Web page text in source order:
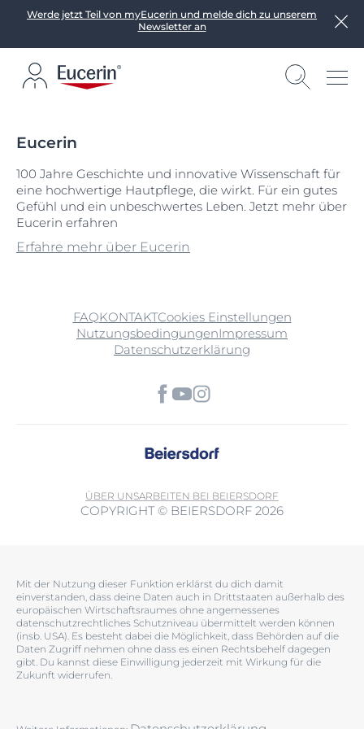
Werde jetzt Teil von myEucerin und melde dich zu unserem
Newsletter an
Eucerin
100 Jahre Geschichte und innovative Wissenschaft für
eine hochwertige Hautpflege, die wirkt. Für ein gutes
Gefühl und ein unbeschwertes Leben. Jetzt mehr über
Eucerin erfahren
Erfahre mehr über Eucerin
FAQKONTAKTCookies Einstellungen
NutzungsbedingungenImpressum
Datenschutzerklärung
ÜBER UNSARBEITEN BEI BEIERSDORF
COPYRIGHT © BEIERSDORF 2026
Mit der Nutzung dieser Funktion erklärst du dich damit
einverstanden, dass deine Daten auch in Drittstaaten außerhalb des
europäischen Wirtschaftsraumes ohne angemessenes
datenschutzrechtliches Schutzniveau übermittelt werden können
(insb. USA). Es besteht dabei die Möglichkeit, dass Behörden auf die
Daten Zugriff nehmen ohne dass es einen Rechtsbehelf dagegen
gibt. Du kannst diese Einwilligung jederzeit mit Wirkung für die
Zukunft widerrufen.